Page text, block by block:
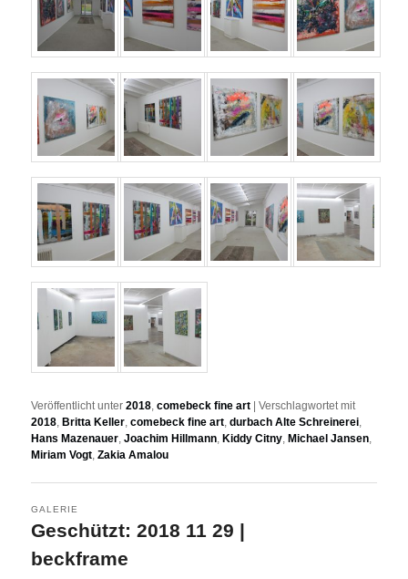
Veröffentlicht unter 2018 ,comebeck fine art |Verschlagwortet mit
2018 ,Britta Keller ,comebeck fine art ,durbach Alte Schreinerei
Hans Mazenauer ,Joachim Hillmann ,Kiddy Citny ,Michael Jansen
Miriam Vogt ,Zakia Amalou
Geschützt: 2018 11 29 |
beckframe
GALERIE